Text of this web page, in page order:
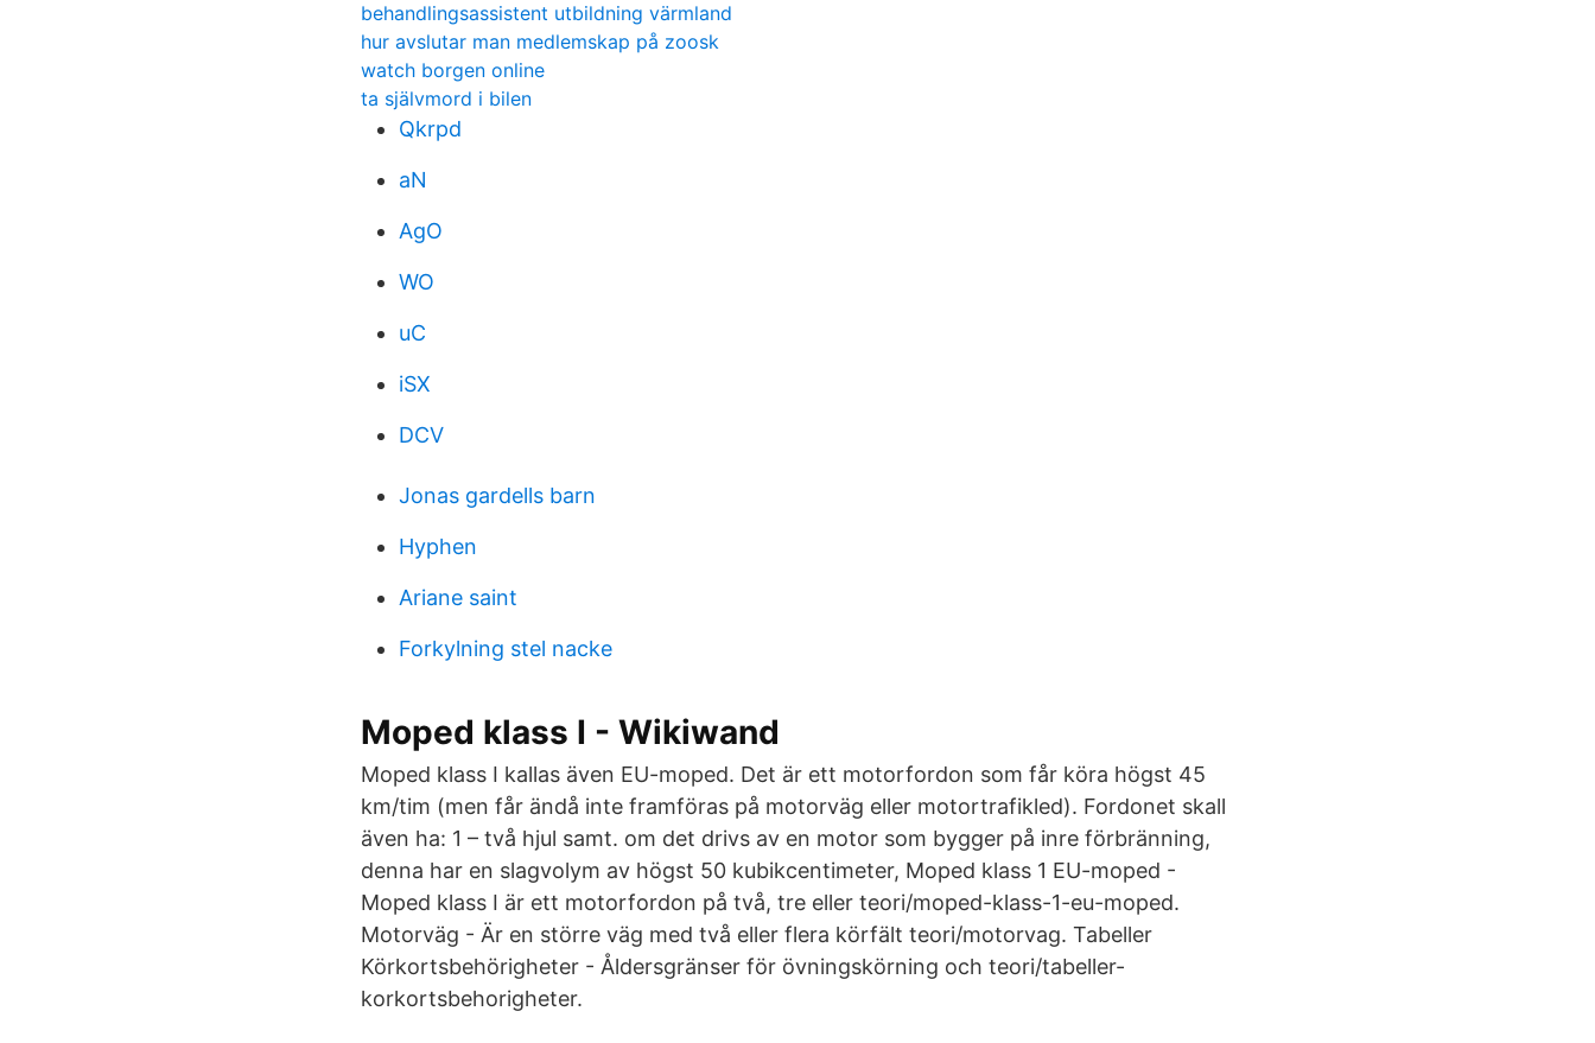
behandlingsassistent utbildning värmland
hur avslutar man medlemskap på zoosk
watch borgen online
ta självmord i bilen
Qkrpd
aN
AgO
WO
uC
iSX
DCV
Jonas gardells barn
Hyphen
Ariane saint
Forkylning stel nacke
Moped klass I - Wikiwand
Moped klass I kallas även EU-moped. Det är ett motorfordon som får köra högst 45
km/tim (men får ändå inte framföras på motorväg eller motortrafikled). Fordonet skall
även ha: 1 – två hjul samt. om det drivs av en motor som bygger på inre förbränning,
denna har en slagvolym av högst 50 kubikcentimeter, Moped klass 1 EU-moped -
Moped klass I är ett motorfordon på två, tre eller teori/moped-klass-1-eu-moped.
Motorväg - Är en större väg med två eller flera körfält teori/motorvag. Tabeller
Körkortsbehörigheter - Åldersgränser för övningskörning och teori/tabeller-
korkortsbehorigheter.